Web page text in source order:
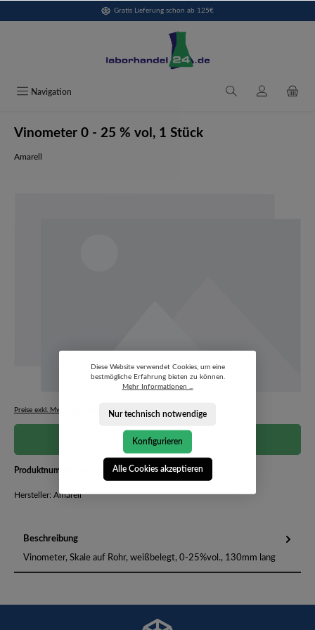
Gratis Lieferung schon ab 125€
Navigation
Vinometer 0 - 25 % vol, 1 Stück
Amarell
Preise exkl. MwSt. zzgl. Versandkosten
Preis auf Anfrage
Produktnummer: H850450-6302749
Hersteller: Amarell
Beschreibung
Vinometer, Skale auf Rohr, weißbelegt, 0-25%vol., 130mm lang
Diese Website verwendet Cookies, um eine
bestmögliche Erfahrung bieten zu können.
Mehr Informationen ...
Nur technisch notwendige
Konfigurieren
Alle Cookies akzeptieren